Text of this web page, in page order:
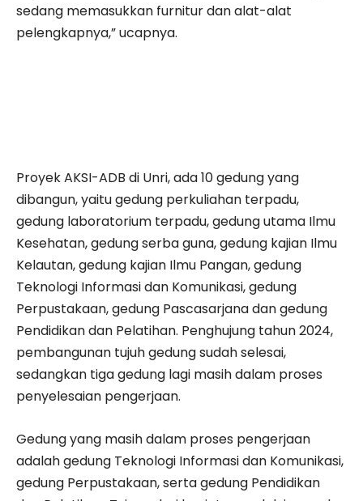
sedang memasukkan furnitur dan alat-alat
pelengkapnya,” ucapnya.
Proyek AKSI-ADB di Unri, ada 10 gedung yang
dibangun, yaitu gedung perkuliahan terpadu,
gedung laboratorium terpadu, gedung utama Ilmu
Kesehatan, gedung serba guna, gedung kajian Ilmu
Kelautan, gedung kajian Ilmu Pangan, gedung
Teknologi Informasi dan Komunikasi, gedung
Perpustakaan, gedung Pascasarjana dan gedung
Pendidikan dan Pelatihan. Penghujung tahun 2024,
pembangunan tujuh gedung sudah selesai,
sedangkan tiga gedung lagi masih dalam proses
penyelesaian pengerjaan.
Gedung yang masih dalam proses pengerjaan
adalah gedung Teknologi Informasi dan Komunikasi,
gedung Perpustakaan, serta gedung Pendidikan